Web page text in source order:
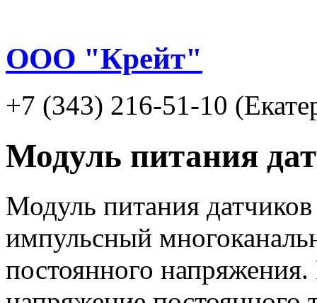
ООО "Крейт"
+7 (343) 216-51-10
Модуль питания
Модуль питания
импульсный
постоянного